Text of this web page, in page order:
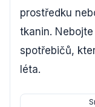
prostředku
tkanin.
spotřebičů,
léta.